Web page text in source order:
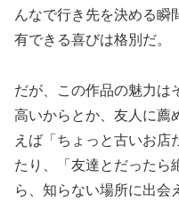
んなで行き先を決める瞬
有できる喜びは格別だ。
だが、この作品の魅力は
高いからとか、友人に薦
えば「ちょっと古いお店
たり、「友達とだったら
ら、知らない場所に出会